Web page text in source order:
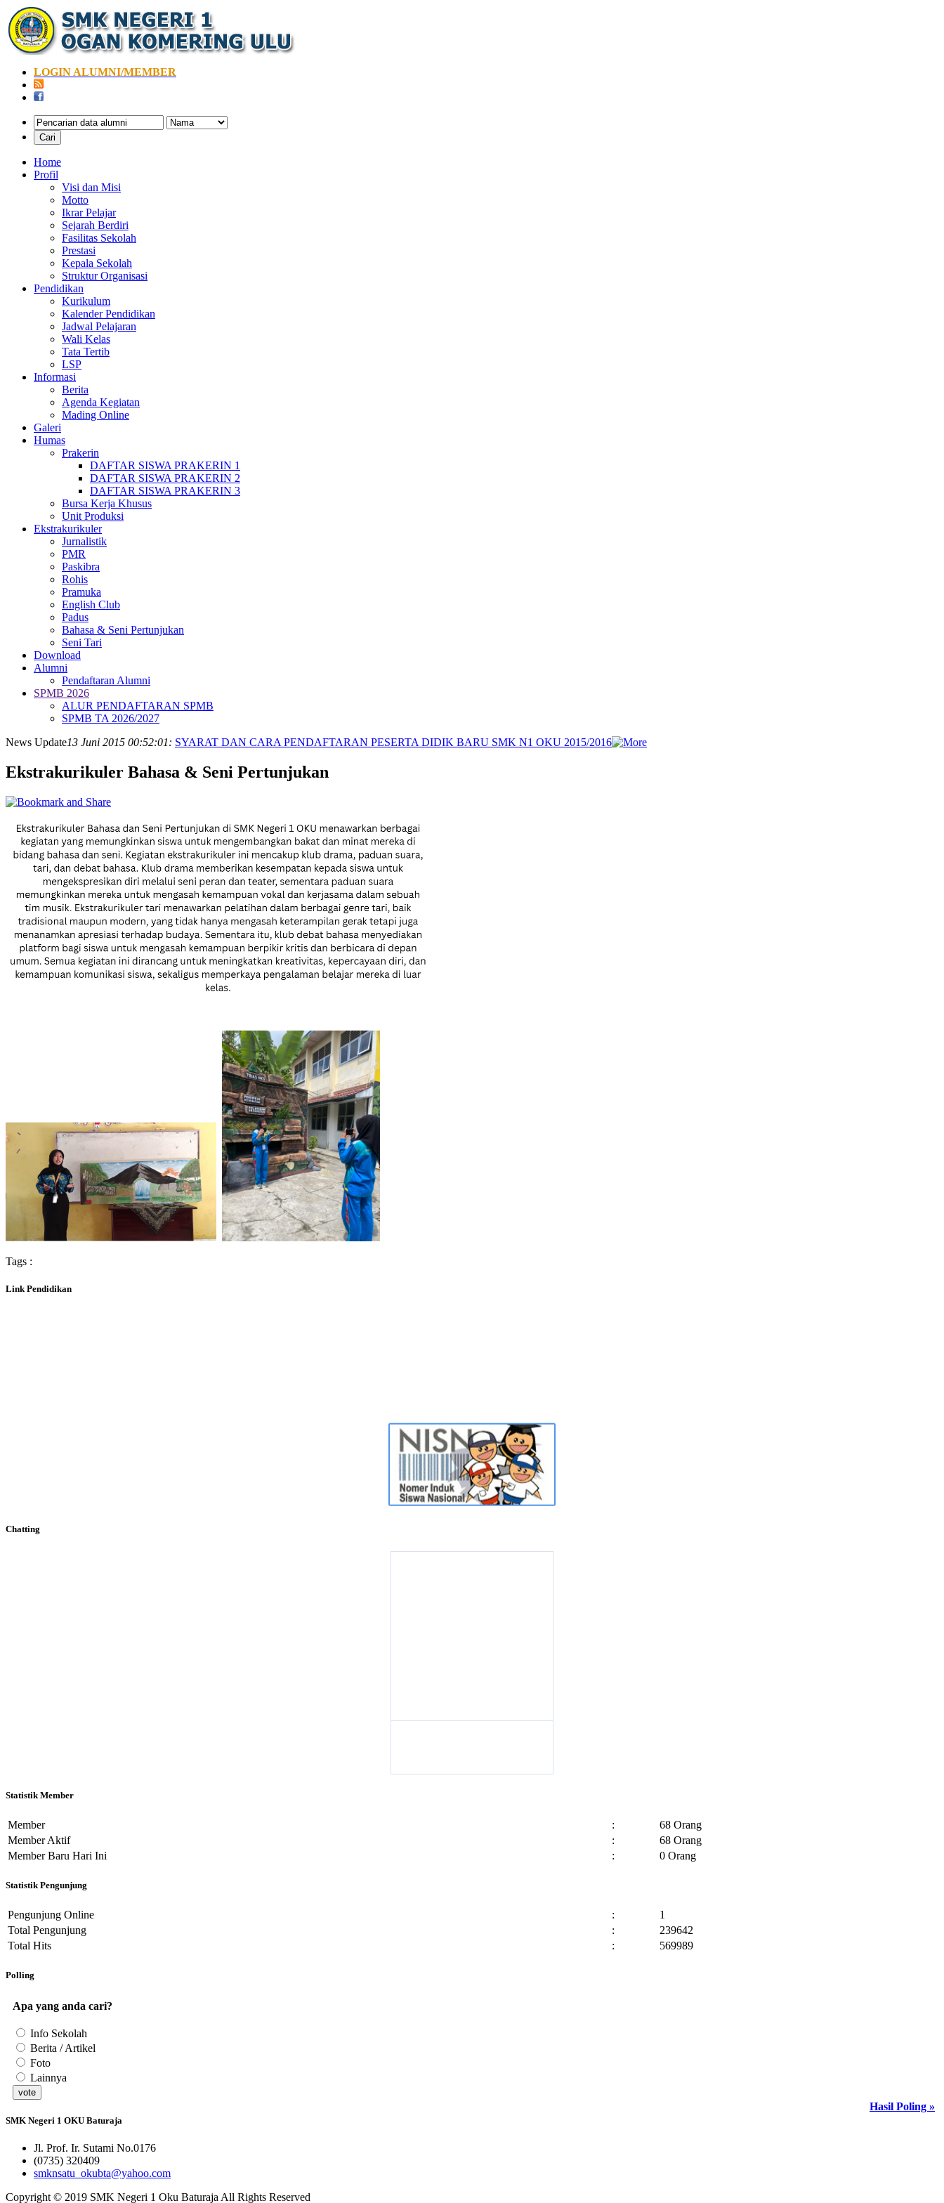
LOGIN ALUMNI/MEMBER
Home
Profil
Visi dan Misi
Motto
Ikrar Pelajar
Sejarah Berdiri
Fasilitas Sekolah
Prestasi
Kepala Sekolah
Struktur Organisasi
Pendidikan
Kurikulum
Kalender Pendidikan
Jadwal Pelajaran
Wali Kelas
Tata Tertib
LSP
Informasi
Berita
Agenda Kegiatan
Mading Online
Galeri
Humas
Prakerin
DAFTAR SISWA PRAKERIN 1
DAFTAR SISWA PRAKERIN 2
DAFTAR SISWA PRAKERIN 3
Bursa Kerja Khusus
Unit Produksi
Ekstrakurikuler
Jurnalistik
PMR
Paskibra
Rohis
Pramuka
English Club
Padus
Bahasa & Seni Pertunjukan
Seni Tari
Download
Alumni
Pendaftaran Alumni
SPMB 2026
ALUR PENDAFTARAN SPMB
SPMB TA 2026/2027
News Update13 Juni 2015 00:52:01: SYARAT DAN CARA PENDAFTARAN PESERTA DIDIK BARU SMK N1 OKU 2015/2016
Ekstrakurikuler Bahasa & Seni Pertunjukan
Tags :
Link Pendidikan
Chatting
Statistik Member
Member :
68 Orang
Member Aktif
:
68 Orang
Member Baru Hari Ini
: 0 Orang
Statistik Pengunjung
Pengunjung Online :
1
Total Pengunjung
:
239642
Total Hits
: 569989
Polling
Apa yang anda cari?
Info Sekolah
Berita / Artikel
Foto
Lainnya
Hasil Poling »
SMK Negeri 1 OKU Baturaja
Jl. Prof. Ir. Sutami No.0176
(0735) 320409
smknsatu_okubta@yahoo.com
Copyright © 2019 SMK Negeri 1 Oku Baturaja All Rights Reserved